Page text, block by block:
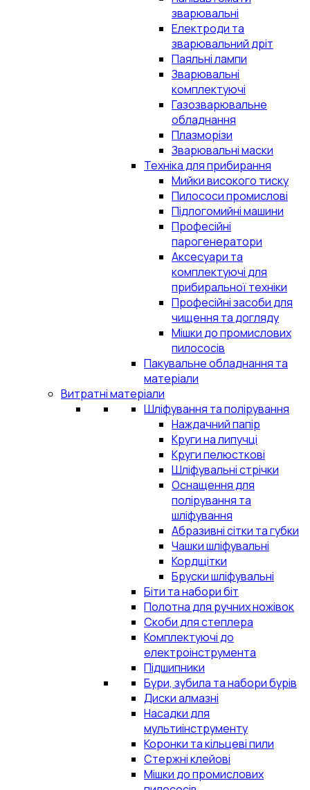
зварювальні
Електроди та
зварювальний дріт
Паяльні лампи
Зварювальні
комплектуючі
Газозварювальне
обладнання
Плазморізи
Зварювальні маски
Техніка для прибирання
Мийки високого тиску
Пилососи промислові
Підлогомийні машини
Професійні
парогенератори
Аксесуари та
комплектуючі для
прибиральної техніки
Професійні засоби для
чищення та догляду
Мішки до промислових
пилососів
Пакувальне обладнання та
матеріали
Витратні матеріали
Шліфування та полірування
Наждачний папір
Круги на липучці
Круги пелюсткові
Шліфувальні стрічки
Оснащення для
полірування та
шліфування
Абразивні сітки та губки
Чашки шліфувальні
Кордщітки
Бруски шліфувальні
Біти та набори біт
Полотна для ручних ножівок
Скоби для степлера
Комплектуючі до
електроінструмента
Підшипники
Бури, зубила та набори бурів
Диски алмазні
Насадки для
мультиінструменту
Коронки та кільцеві пили
Стержні клейові
Мішки до промислових